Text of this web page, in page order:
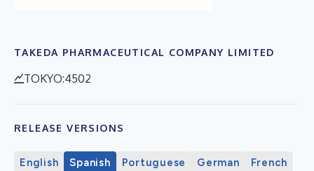
TAKEDA PHARMACEUTICAL COMPANY LIMITED
TOKYO:4502
RELEASE VERSIONS
English Spanish Portuguese German
French